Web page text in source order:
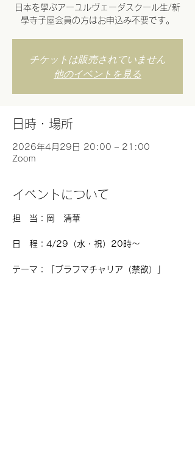
日本を學ぶアーユルヴェーダスクール生/新
學寺子屋会員の方はお申込み不要です。
チケットは販売されていません
他のイベントを見る
日時・場所
2026年4月29日 20:00 – 21:00
Zoom
イベントについて
担　当：岡　清華
日　程：4/29（水・祝）20時〜
テーマ：「ブラフマチャリア（禁欲）」